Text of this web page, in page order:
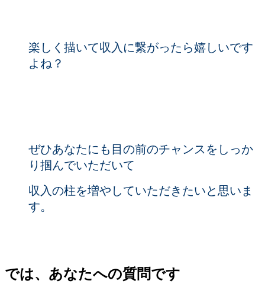
楽しく描いて収入に繋がったら嬉しいです
よね？
ぜひあなたにも目の前のチャンスをしっか
り掴んでいただいて
収入の柱を増やしていただきたいと思いま
す。
では、あなたへの質問です